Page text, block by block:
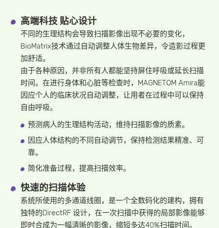
高端科技 贴心设计
不同的生理结构会导致扫描影像出现不必要的变化，
BioMatrix技术通过自动调整人体生物差异，令造影过程更
加舒适。
由于各种原因，并非所有人都能坚持屏住呼吸或延长扫描
时间。在进行身体和心脏等检查时，MAGNETOM Amira能
因应个人的临床状况自动调整，让用者在过程中可以保持
自由呼吸。
预测病人的生理结构活动，维持扫描影像的质素。
因应人体结构的不同自动调节，保持检测结果精准、可
靠。
简化准备过程，提高扫描效率。
快速的扫描体验
系统所使用的多通道线圈，是一个全数码化的建构，拥有
独特的DirectRF 设计，在一次扫描中获得的局部影像能够
即时合成为一幅清晰的影像，缩短多达40%扫描时间。